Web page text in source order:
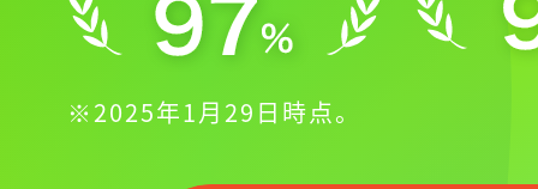
※2025年1月29日時点。